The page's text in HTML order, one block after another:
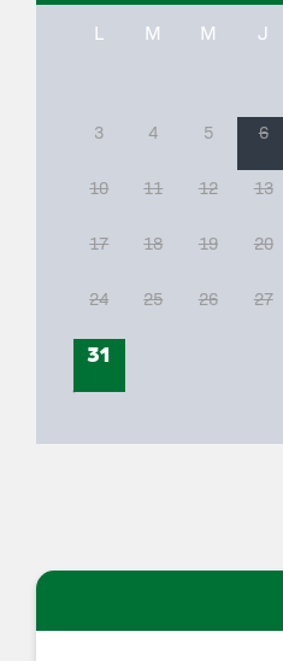
L M M J
3 4 5 6
10 11 12 13
17 18 19 20
24 25 26 27
31